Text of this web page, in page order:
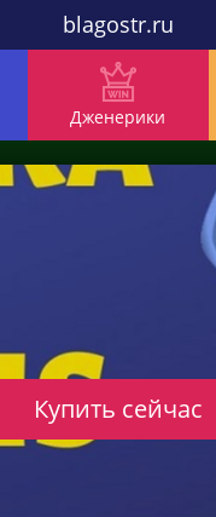
blagostr.ru
Дженерики
Купить сейчас